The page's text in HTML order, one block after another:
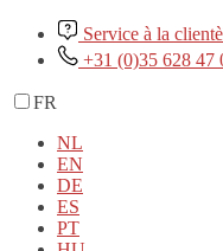
Service à la
+31 (0)35 628 47
FR
NL
EN
DE
ES
PT